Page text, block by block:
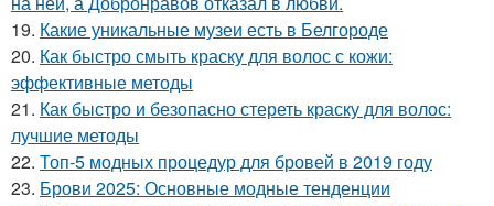
19. Какие уникальные музеи есть в Белгороде
20. Как быстро смыть краску для волос с кожи:
эффективные методы
21. Как быстро и безопасно стереть краску для волос:
лучшие методы
22. Топ-5 модных процедур для бровей в 2019 году
23. Брови 2025: Основные модные тенденции